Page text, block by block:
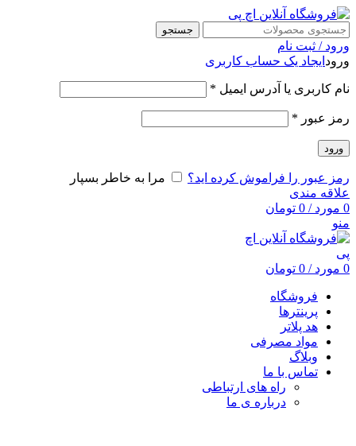
جستجو
ورود / ثبت نام
ورود ایجاد یک حساب کاربری
نام کاربری یا آدرس ایمیل *
رمز عبور *
ورود
رمز عبور را فراموش کرده اید؟
مرا به خاطر بسپار
علاقه مندی
0 مورد /
0 تومان
منو
0 مورد /
0 تومان
فروشگاه
پرینترها
هد پلاتر
مواد مصرفی
وبلاگ
تماس با ما
راه های ارتباطی
درباره ی ما